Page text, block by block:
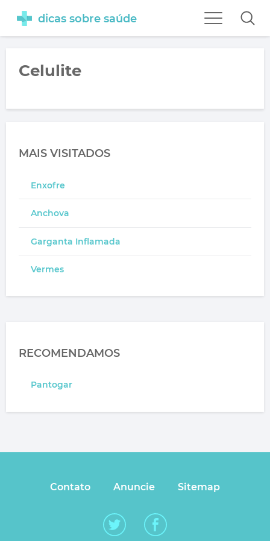
dicas sobre saúde
Celulite
MAIS VISITADOS
Enxofre
Anchova
Garganta Inflamada
Vermes
RECOMENDAMOS
Pantogar
Contato Anuncie Sitemap